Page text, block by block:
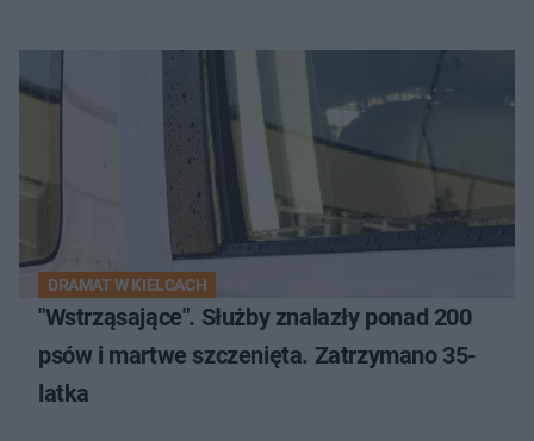
DRAMAT W KIELCACH
"Wstrząsające". Służby znalazły ponad 200
psów i martwe szczenięta. Zatrzymano 35-
latka